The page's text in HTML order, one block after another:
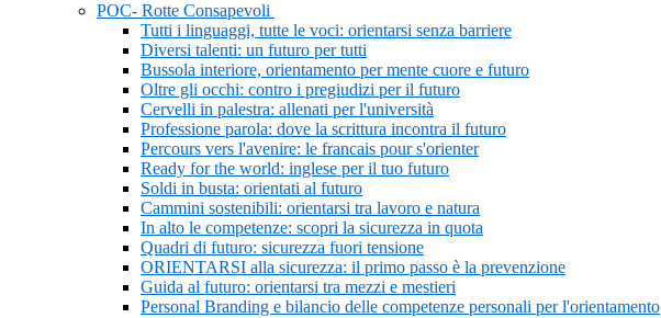
POC- Rotte Consapevoli
Tutti i linguaggi, tutte le voci: orientarsi senza barriere
Diversi talenti: un futuro per tutti
Bussola interiore, orientamento per mente cuore e futuro
Oltre gli occhi: contro i pregiudizi per il futuro
Cervelli in palestra: allenati per l'università
Professione parola: dove la scrittura incontra il futuro
Percours vers l'avenire: le francais pour s'orienter
Ready for the world: inglese per il tuo futuro
Soldi in busta: orientati al futuro
Cammini sostenibili: orientarsi tra lavoro e natura
In alto le competenze: scopri la sicurezza in quota
Quadri di futuro: sicurezza fuori tensione
ORIENTARSI alla sicurezza: il primo passo è la prevenzione
Guida al futuro: orientarsi tra mezzi e mestieri
Personal Branding e bilancio delle competenze personali per l'orientamento